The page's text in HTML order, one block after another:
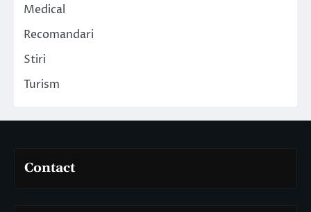
Medical
Recomandari
Stiri
Turism
Contact